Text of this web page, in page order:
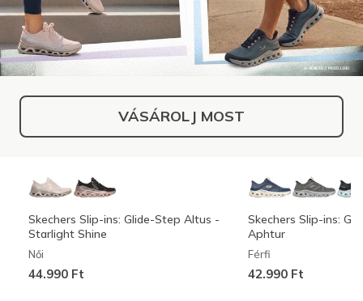
VÁSÁROLJ MOST
Skechers Slip-ins: Glide-Step Altus -
Starlight Shine
Női
44.990 Ft
Skechers Slip-ins:
Aphtur
Férfi
42.990 Ft